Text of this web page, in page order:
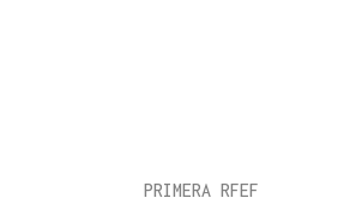
PRIMERA RFEF